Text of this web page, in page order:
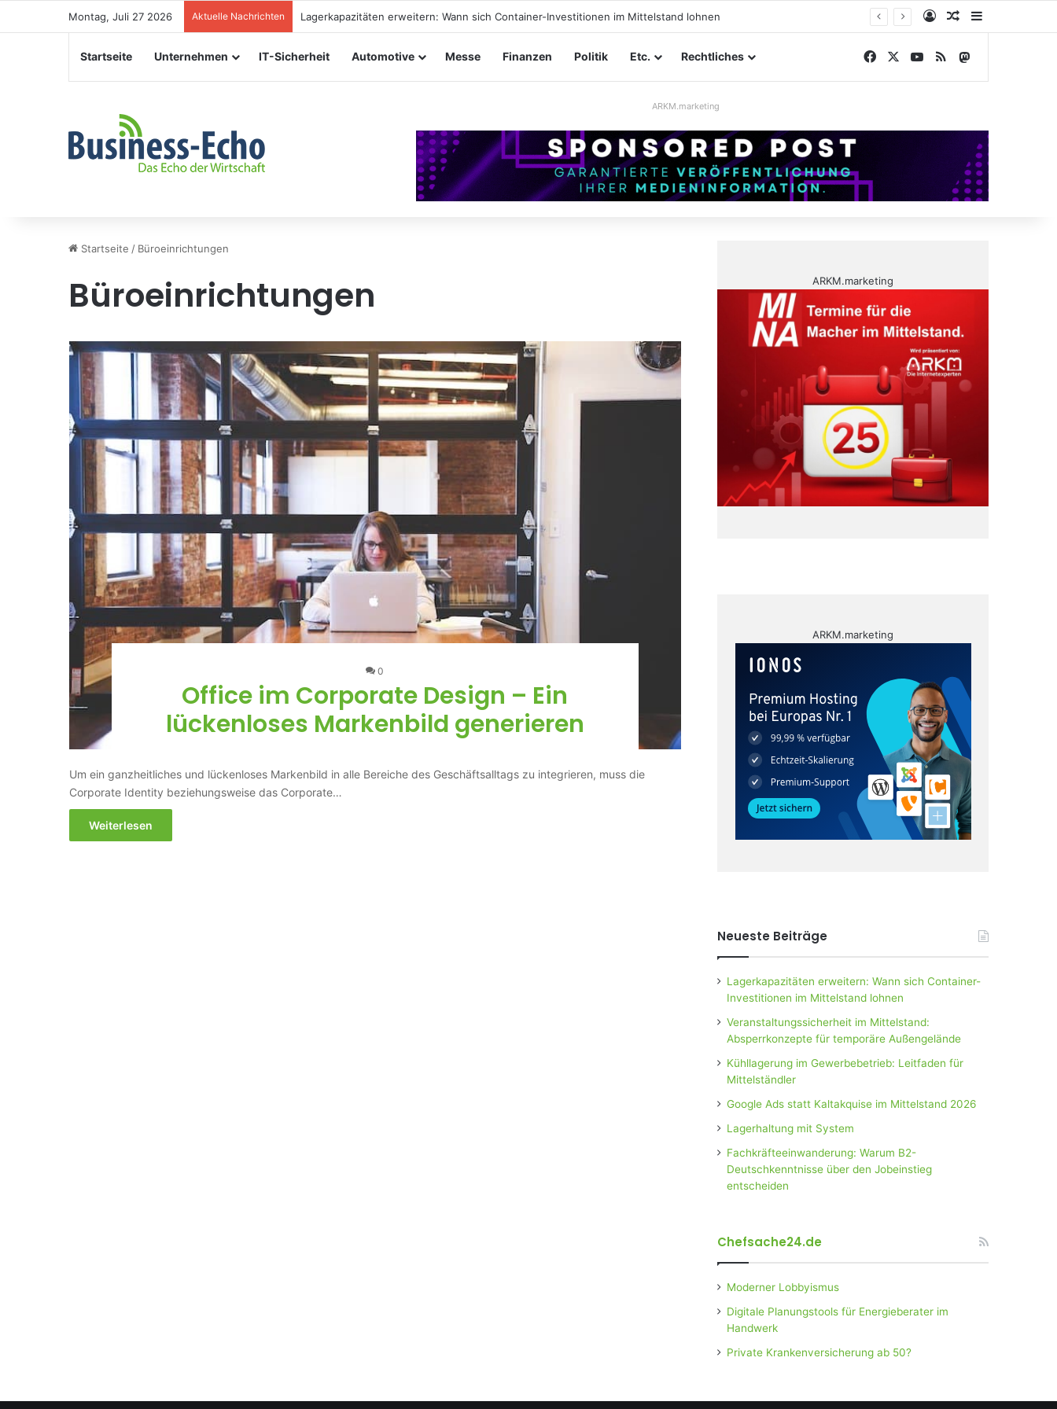
Montag, Juli 27 2026 Aktuelle Nachrichten Veranstaltungssicherheit im Mittelstand: Absperrkonzepte für temporäre Außengelände AnmeldenZufälliger
Startseite Unternehmen IT-Sicherheit Automotive Messe Finanzen Politik Etc. Rechtliches Facebook YouTube
RSS
ARKM.marketing
Startseite / Büroeinrichtungen
Büroeinrichtungen
0
Office im Corporate Design – Ein
lückenloses Markenbild generieren
Um ein ganzheitliches und lückenloses Markenbild in alle Bereiche des Geschäftsalltags zu integrieren, muss die
Corporate Identity beziehungsweise das Corporate…
Weiterlesen
ARKM.marketing
ARKM.marketing
Neueste Beiträge
Lagerkapazitäten erweitern: Wann sich Container-
Investitionen im Mittelstand lohnen
Veranstaltungssicherheit im Mittelstand:
Absperrkonzepte für temporäre Außengelände
Kühllagerung im Gewerbebetrieb: Leitfaden für
Mittelständler
Google Ads statt Kaltakquise im Mittelstand 2026
Lagerhaltung mit System
Fachkräfteeinwanderung: Warum B2-
Deutschkenntnisse über den Jobeinstieg
entscheiden
Chefsache24.de
Moderner Lobbyismus
Digitale Planungstools für Energieberater im
Handwerk
Private Krankenversicherung ab 50?